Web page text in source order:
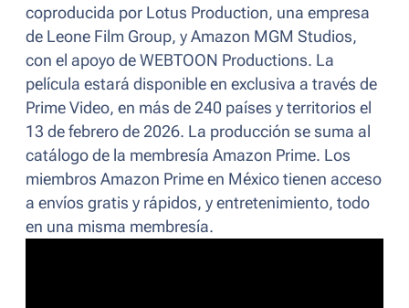
coproducida por Lotus Production, una empresa
de Leone Film Group, y Amazon MGM Studios,
con el apoyo de WEBTOON Productions. La
película estará disponible en exclusiva a través de
Prime Video, en más de 240 países y territorios el
13 de febrero de 2026. La producción se suma al
catálogo de la membresía Amazon Prime. Los
miembros Amazon Prime en México tienen acceso
a envíos gratis y rápidos, y entretenimiento, todo
en una misma membresía.